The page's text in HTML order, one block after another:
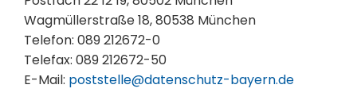
Wagmüllerstraße 18, 80538 München
Telefon: 089 212672-0
Telefax: 089 212672-50
E-Mail: poststelle@datenschutz-bayern.de